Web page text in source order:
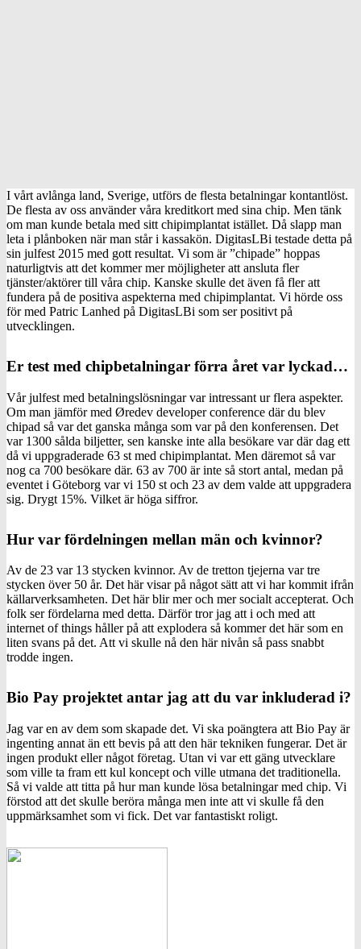
I vårt avlånga land, Sverige, utförs de flesta betalningar kontantlöst.
De flesta av oss använder våra kreditkort med sina chip. Men tänk
om man kunde betala med sitt chipimplantat istället. Då slapp man
leta i plånboken när man står i kassakön. DigitasLBi testade detta på
sin julfest 2015 med gott resultat. Vi som är ”chipade” hoppas
naturligtvis att det kommer mer möjligheter att ansluta fler
tjänster/aktörer till våra chip. Kanske skulle det även få fler att
fundera på de positiva aspekterna med chipimplantat. Vi hörde oss
för med Patric Lanhed på DigitasLBi som ser positivt på
utvecklingen.
Er test med chipbetalningar förra året var lyckad…
Vår julfest med betalningslösningar var intressant ur flera aspekter.
Om man jämför med Øredev developer conference där du blev
chipad så var det ganska många som var på den konferensen. Det
var 1300 sålda biljetter, sen kanske inte alla besökare var där dag ett
då vi uppgraderade 63 st med chipimplantat. Men däremot så var
nog ca 700 besökare där. 63 av 700 är inte så stort antal, medan på
eventet i Göteborg var vi 150 st och 23 av dem valde att uppgradera
sig. Drygt 15%. Vilket är höga siffror.
Hur var fördelningen mellan män och kvinnor?
Av de 23 var 13 stycken kvinnor. Av de tretton tjejerna var tre
stycken över 50 år. Det här visar på något sätt att vi har kommit ifrån
källarverksamheten. Det här blir mer och mer socialt accepterat. Och
folk ser fördelarna med detta. Därför tror jag att i och med att
internet of things håller på att explodera så kommer det här som en
liten svans på det. Att vi skulle nå den här nivån så pass snabbt
trodde ingen.
Bio Pay projektet antar jag att du var inkluderad i?
Jag var en av dem som skapade det. Vi ska poängtera att Bio Pay är
ingenting annat än ett bevis på att den här tekniken fungerar. Det är
ingen produkt eller något företag. Utan vi var ett gäng utvecklare
som ville ta fram ett kul koncept och ville utmana det traditionella.
Så vi valde att titta på hur man kunde lösa betalningar med chip. Vi
förstod att det skulle beröra många men inte att vi skulle få den
uppmärksamhet som vi fick. Det var fantastiskt roligt.